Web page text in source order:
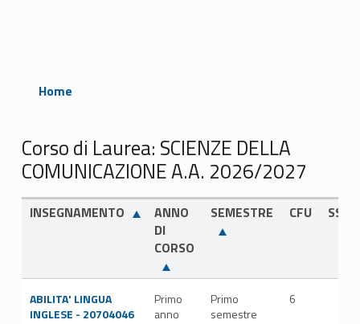
Home
Corso di Laurea: SCIENZE DELLA
COMUNICAZIONE A.A. 2026/2027
INSEGNAMENTO
ANNO
DI
CORSO
SEMESTRE CFU SSD
ABILITA' LINGUA
INGLESE - 20704046
Primo
anno
Primo
semestre
6